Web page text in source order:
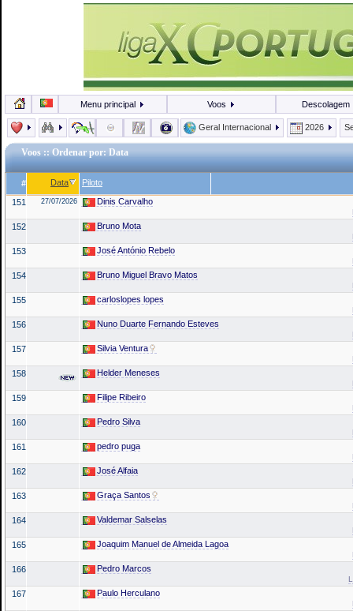
Menu principal Voos Descolagem
Geral Internacional 2026
Voos :: Ordenar por: Data
# Data Piloto
151 27/07/2026 Dinis Carvalho
152 Bruno Mota
153 José António Rebelo
154 Bruno Miguel Bravo Matos
155 carloslopes lopes
156 Nuno Duarte Fernando Esteves
157 Silvia Ventura
158 Helder Meneses
159 Filipe Ribeiro
160 Pedro Silva
161 pedro puga
162 José Alfaia
163 Graça Santos
164 Valdemar Salselas
165 Joaquim Manuel de Almeida Lagoa
166 Pedro Marcos
167 Paulo Herculano